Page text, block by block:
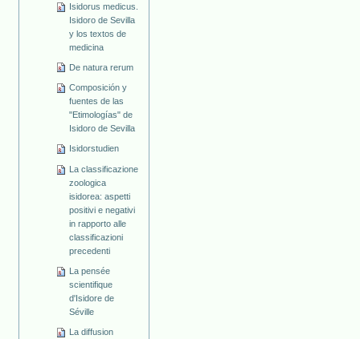
Isidorus medicus.
Isidoro de Sevilla
y los textos de
medicina
De natura rerum
Composición y
fuentes de las
"Etimologías" de
Isidoro de Sevilla
Isidorstudien
La classificazione
zoologica
isidorea: aspetti
positivi e negativi
in rapporto alle
classificazioni
precedenti
La pensée
scientifique
d'Isidore de
Séville
La diffusion